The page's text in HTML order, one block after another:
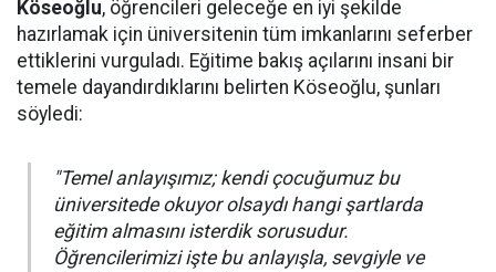
Köseoğlu, öğrencileri geleceğe en iyi şekilde
hazırlamak için üniversitenin tüm imkanlarını seferber
ettiklerini vurguladı. Eğitime bakış açılarını insani bir
temele dayandırdıklarını belirten Köseoğlu, şunları
söyledi:
"Temel anlayışımız; kendi çocuğumuz bu
üniversitede okuyor olsaydı hangi şartlarda
eğitim almasını isterdik sorusudur.
Öğrencilerimizi işte bu anlayışla, sevgiyle ve